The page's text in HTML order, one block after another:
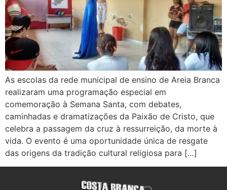
As escolas da rede municipal de ensino de Areia Branca
realizaram uma programação especial em
comemoração à Semana Santa, com debates,
caminhadas e dramatizações da Paixão de Cristo, que
celebra a passagem da cruz à ressurreição, da morte à
vida. O evento é uma oportunidade única de resgate
das origens da tradição cultural religiosa para […]